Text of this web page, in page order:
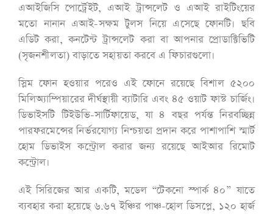
এআইজিসি পোর্ট্রেইট, এআই ট্রান্সলেট ও এআই রাইটিংয়ের
মতো নানান এআই-সক্ষম টুলস নিয়ে এসেছে ফোনটি। ছবি
এডিট করা, কনটেন্ট ট্রান্সলেট করা বা আপনার প্রোডাক্টিভিটি
(সৃজনশীলতা) বাড়াতে সহায়তা করবে এ ফিচারগুলো।
স্লিম ফোন হওয়ার পরেও এই ফোনে রয়েছে বিশাল ৫২০০
মিলিঅ্যাম্পিয়ারের দীর্ঘস্থায়ী ব্যাটারি এবং ৪৫ ওয়াট ফাস্ট চার্জিং।
ডিভাইসটি টিইউভি-সার্টিফায়েড, যা ৪ বছর পর্যন্ত নিরবচ্ছিন্ন
পারফরমেন্সের নির্ভরযোগ্য নিশ্চয়তা প্রদান করে পাশাপাশি স্মার্ট
হোম ডিভাইস কন্ট্রোল করার জন্য রয়েছে আইআর রিমোট
কন্ট্রোল।
এই সিরিজের আর একটি, মডেল “টেকনো স্পার্ক ৪০” যাতে
ব্যবহার করা হয়েছে ৬.৬৭ ইঞ্চির পাঞ্চ-হোল ডিসপ্লে, ১২০ হার্জ